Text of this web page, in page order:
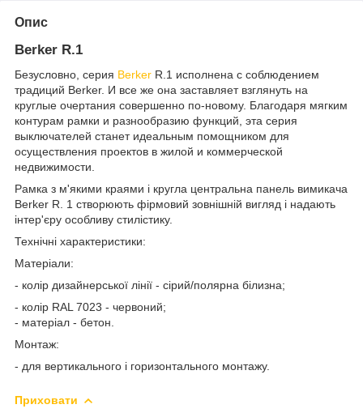
Опис
Berker R.1
Безусловно, серия Berker R.1 исполнена с соблюдением
традиций Berker. И все же она заставляет взглянуть на
круглые очертания совершенно по-новому. Благодаря мягким
контурам рамки и разнообразию функций, эта серия
выключателей станет идеальным помощником для
осуществления проектов в жилой и коммерческой
недвижимости.
Рамка з м'якими краями і кругла центральна панель вимикача
Berker R. 1 створюють фірмовий зовнішній вигляд і надають
інтер'єру особливу стилістику.
Технічні характеристики:
Матеріали:
- колір дизайнерської лінії - сірий/полярна білизна;
- колір RAL 7023 - червоний;
- матеріал - бетон.
Монтаж:
- для вертикального і горизонтального монтажу.
Приховати